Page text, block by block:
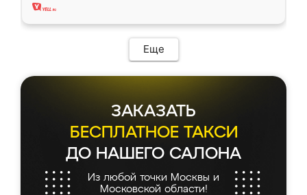
Еще
ЗАКАЗАТЬ
БЕСПЛАТНОЕ ТАКСИ
ДО НАШЕГО САЛОНА
Из любой точки Москвы и
Московской области!